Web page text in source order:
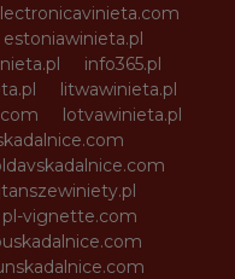
estoniawinieta.pl
info365.pl
litwawinieta.pl
lotvawinieta.pl
pl-vignette.com